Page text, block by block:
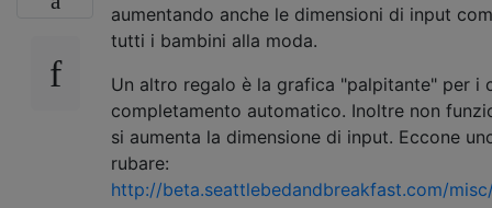
aumentando anche le dimensioni di input
tutti i bambini alla moda.
Un altro regalo è la grafica "palpitante" per i
completamento automatico. Inoltre non
si aumenta la dimensione di input. Eccone
rubare:
http://beta.seattlebedandbreakfast.com/